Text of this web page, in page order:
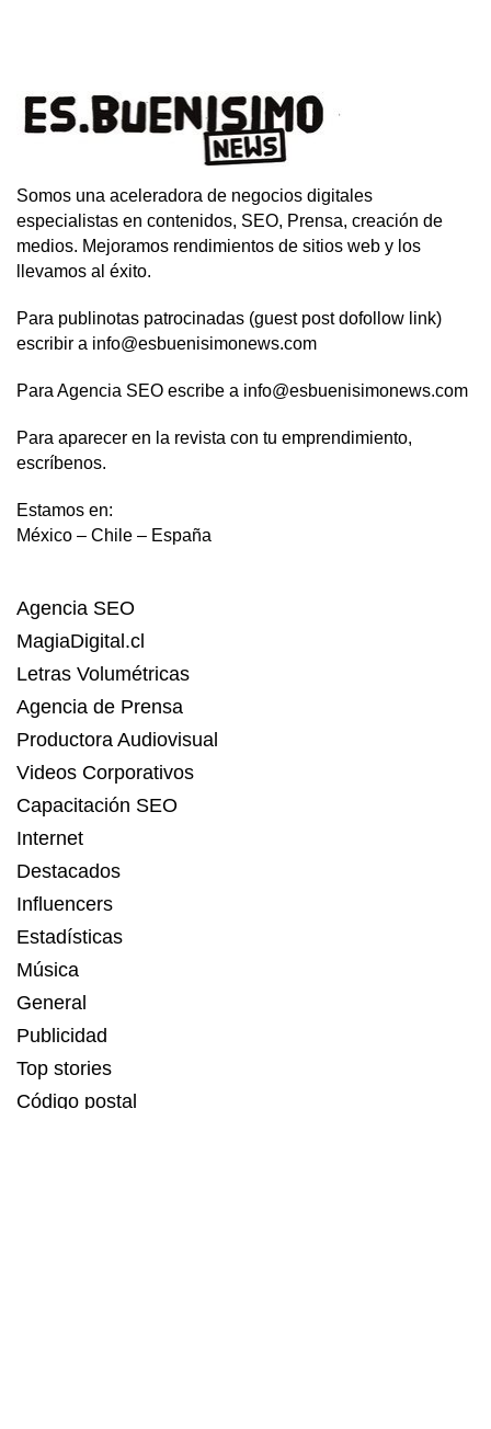
Somos una aceleradora de negocios digitales
especialistas en contenidos, SEO, Prensa, creación de
medios. Mejoramos rendimientos de sitios web y los
llevamos al éxito.
Para publinotas patrocinadas (guest post dofollow link)
escribir a info@esbuenisimonews.com
Para Agencia SEO escribe a info@esbuenisimonews.com
Para aparecer en la revista con tu emprendimiento,
escríbenos.
Estamos en:
México – Chile – España
Agencia SEO
MagiaDigital.cl
Letras Volumétricas
Agencia de Prensa
Productora Audiovisual
Videos Corporativos
Capacitación SEO
Internet
Destacados
Influencers
Estadísticas
Música
General
Publicidad
Top stories
Código postal